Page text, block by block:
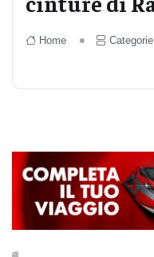
Home Categorie